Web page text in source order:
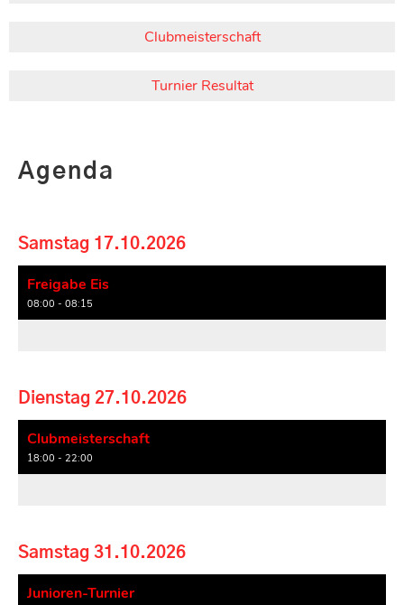
Clubmeisterschaft
Turnier Resultat
Agenda
Samstag 17.10.2026
Freigabe Eis
08:00 - 08:15
Dienstag 27.10.2026
Clubmeisterschaft
18:00 - 22:00
Samstag 31.10.2026
Junioren-Turnier